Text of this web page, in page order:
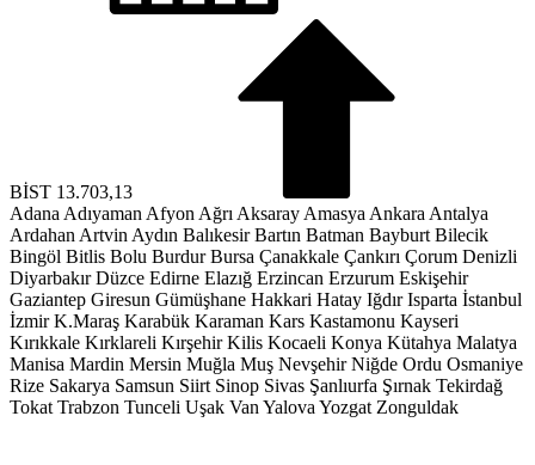
BİST 13.703,13
Adana Adıyaman Afyon Ağrı Aksaray Amasya Ankara Antalya
Ardahan Artvin Aydın Balıkesir Bartın Batman Bayburt Bilecik
Bingöl Bitlis Bolu Burdur Bursa Çanakkale Çankırı Çorum Denizli
Diyarbakır Düzce Edirne Elazığ Erzincan Erzurum Eskişehir
Gaziantep Giresun Gümüşhane Hakkari Hatay Iğdır Isparta İstanbul
İzmir K.Maraş Karabük Karaman Kars Kastamonu Kayseri
Kırıkkale Kırklareli Kırşehir Kilis Kocaeli Konya Kütahya Malatya
Manisa Mardin Mersin Muğla Muş Nevşehir Niğde Ordu Osmaniye
Rize Sakarya Samsun Siirt Sinop Sivas Şanlıurfa Şırnak Tekirdağ
Tokat Trabzon Tunceli Uşak Van Yalova Yozgat Zonguldak